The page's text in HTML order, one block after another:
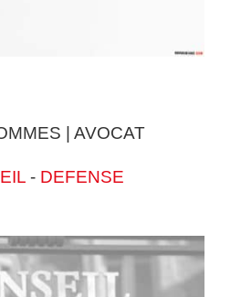
| AVOCAT
- DEFENSE